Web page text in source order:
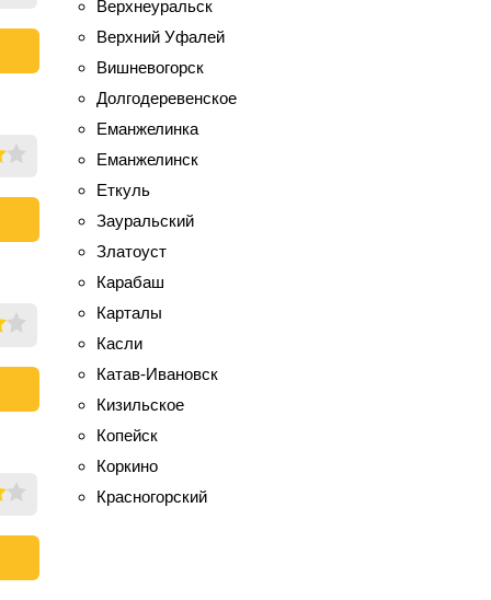
Верхнеуральск
Верхний Уфалей
Вишневогорск
Долгодеревенское
Еманжелинка
Еманжелинск
Еткуль
Зауральский
Златоуст
Карабаш
Карталы
Касли
Катав-Ивановск
Кизильское
Копейск
Коркино
Красногорский